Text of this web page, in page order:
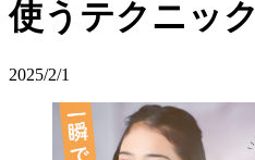
使うテクニック
2025/2/1